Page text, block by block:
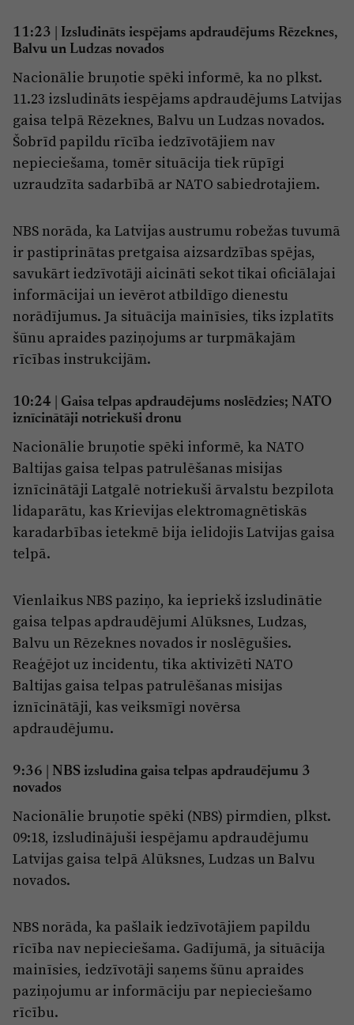
11:23
Izsludināts iespējams apdraudējums Rēzeknes,
Balvu un Ludzas novados
Nacionālie bruņotie spēki informē, ka no plkst.
11.23 izsludināts iespējams apdraudējums Latvijas
gaisa telpā Rēzeknes, Balvu un Ludzas novados.
Šobrīd papildu rīcība iedzīvotājiem nav
nepieciešama, tomēr situācija tiek rūpīgi
uzraudzīta sadarbībā ar NATO sabiedrotajiem.
NBS norāda, ka Latvijas austrumu robežas tuvumā
ir pastiprinātas pretgaisa aizsardzības spējas,
savukārt iedzīvotāji aicināti sekot tikai oficiālajai
informācijai un ievērot atbildīgo dienestu
norādījumus. Ja situācija mainīsies, tiks izplatīts
šūnu apraides paziņojums ar turpmākajām
rīcības instrukcijām.
10:24
Gaisa telpas apdraudējums noslēdzies; NATO
iznīcinātāji notriekuši dronu
Nacionālie bruņotie spēki informē, ka NATO
Baltijas gaisa telpas patrulēšanas misijas
iznīcinātāji Latgalē notriekuši ārvalstu bezpilota
lidaparātu, kas Krievijas elektromagnētiskās
karadarbības ietekmē bija ielidojis Latvijas gaisa
telpā.
Vienlaikus NBS paziņo, ka iepriekš izsludinātie
gaisa telpas apdraudējumi Alūksnes, Ludzas,
Balvu un Rēzeknes novados ir noslēgušies.
Reaģējot uz incidentu, tika aktivizēti NATO
Baltijas gaisa telpas patrulēšanas misijas
iznīcinātāji, kas veiksmīgi novērsa
apdraudējumu.
9:36
| NBS izsludina gaisa telpas apdraudējumu 3
novados
Nacionālie bruņotie spēki (NBS) pirmdien, plkst.
09:18, izsludinājuši iespējamu apdraudējumu
Latvijas gaisa telpā Alūksnes, Ludzas un Balvu
novados.
NBS norāda, ka pašlaik iedzīvotājiem papildu
rīcība nav nepieciešama. Gadījumā, ja situācija
mainīsies, iedzīvotāji saņems šūnu apraides
paziņojumu ar informāciju par nepieciešamo
rīcību.